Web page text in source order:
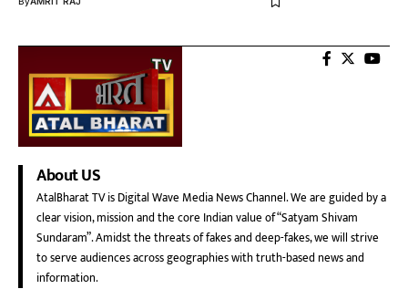
About US
AtalBharat TV is Digital Wave Media News Channel. We are guided by a
clear vision, mission and the core Indian value of “Satyam Shivam
Sundaram”. Amidst the threats of fakes and deep-fakes, we will strive
to serve audiences across geographies with truth-based news and
information.